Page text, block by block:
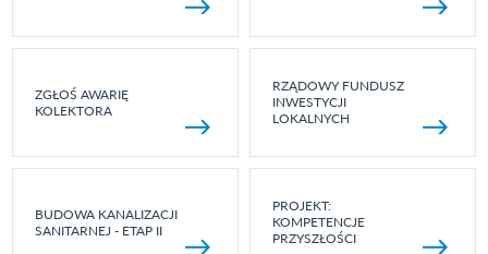
ZGŁOŚ AWARIĘ
KOLEKTORA
RZĄDOWY FUNDUSZ
INWESTYCJI
LOKALNYCH
BUDOWA KANALIZACJI
SANITARNEJ - ETAP II
PROJEKT:
KOMPETENCJE
PRZYSZŁOŚCI